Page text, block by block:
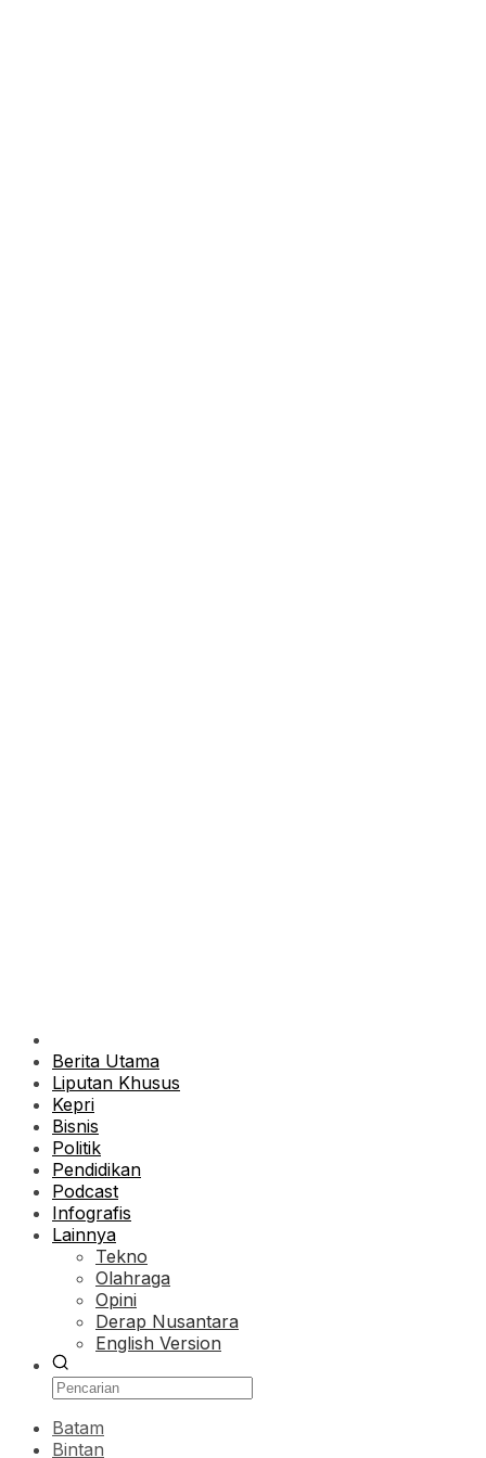
Berita Utama
Liputan Khusus
Kepri
Bisnis
Politik
Pendidikan
Podcast
Infografis
Lainnya
Tekno
Olahraga
Opini
Derap Nusantara
English Version
Batam
Bintan